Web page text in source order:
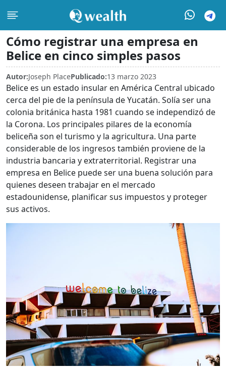
Cómo registrar una empresa en
Belice en cinco simples pasos
Autor:Joseph PlacePublicado:13 marzo 2023
Belice es un estado insular en América Central ubicado
cerca del pie de la península de Yucatán. Solía ser una
colonia británica hasta 1981 cuando se independizó de
la Corona. Los principales pilares de la economía
beliceña son el turismo y la agricultura. Una parte
considerable de los ingresos también proviene de la
industria bancaria y extraterritorial. Registrar una
empresa en Belice puede ser una buena solución para
quienes deseen trabajar en el mercado
estadounidense, planificar sus impuestos y proteger
sus activos.